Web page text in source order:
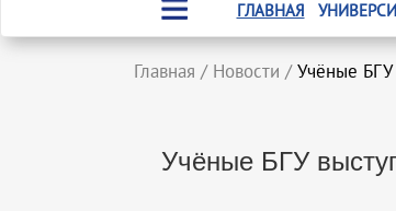
ГЛАВНАЯ
Главная / Новости / Учёные БГУ
Учёные БГУ